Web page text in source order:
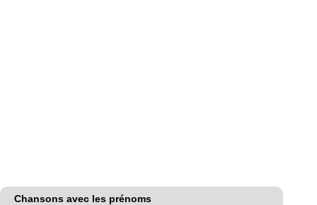
Chansons avec les prénoms